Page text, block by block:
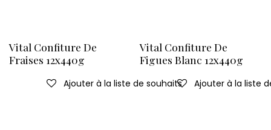
Vital Confiture De
Fraises 12x440g
Ajouter à la liste de souhaits
Vital Confiture De
Figues Blanc 12x440g
Ajouter à la liste